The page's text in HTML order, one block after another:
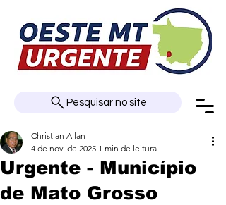
Pesquisar no site
Urgente - Município
de Mato Grosso
Christian Allan
4 de nov. de 2025 1 min de leitura